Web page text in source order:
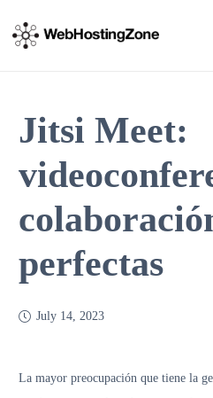
Jitsi Meet:
perfectas
July 14, 2023
La mayor preocupación que tiene la